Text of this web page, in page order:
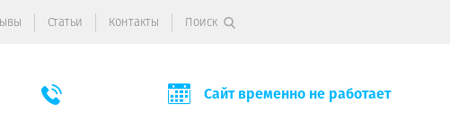
Статьи Контакты Поиск
Сайт временно не работает